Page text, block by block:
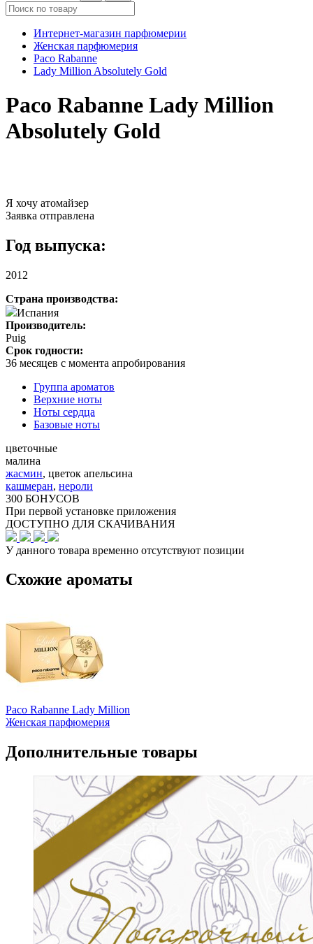
Интернет-магазин парфюмерии
Женская парфюмерия
Paco Rabanne
Lady Million Absolutely Gold
Paco Rabanne Lady Million
Absolutely Gold
Я хочу атомайзер
Заявка отправлена
Год выпуска:
2012
Страна производства:
Испания
Производитель:
Puig
Срок годности:
36 месяцев с момента апробирования
Группа ароматов
Верхние ноты
Ноты сердца
Базовые ноты
цветочные
малина
жасмин, цветок апельсина
кашмеран, нероли
300 БОНУСОВ
При первой установке приложения
ДОСТУПНО ДЛЯ СКАЧИВАНИЯ
У данного товара временно отсутствуют позиции
Схожие ароматы
Paco Rabanne Lady Million
Женская парфюмерия
Дополнительные товары